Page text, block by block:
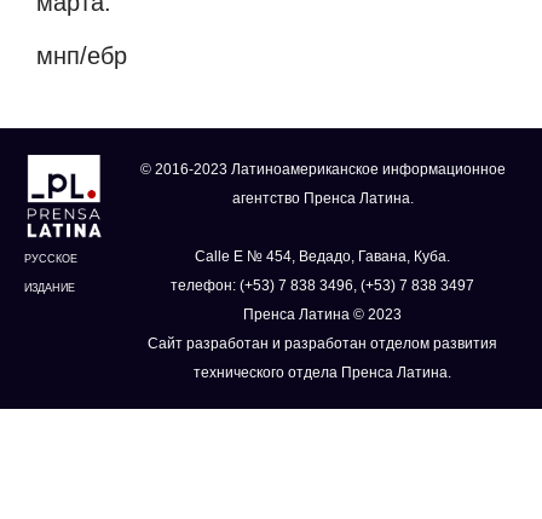
мнп/ебр
РУССКОЕ
ИЗДАНИЕ
© 2016-2023 Латиноамериканское информационное
агентство Пренса Латина.
Calle E № 454, Ведадо, Гавана, Куба.
телефон: (+53) 7 838 3496, (+53) 7 838 3497
Пренса Латина © 2023
Сайт разработан и разработан отделом развития
технического отдела Пренса Латина.